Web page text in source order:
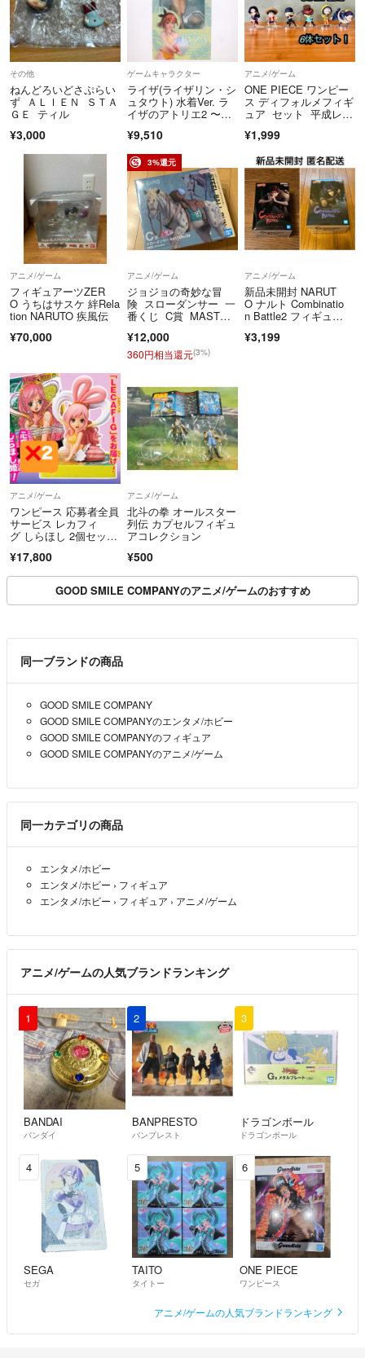
こちらのアカウントはラクマ公式パートナーによって運営されていま
す。
▼特商法
https://fril.jp/ts/official/law/a296/
▼返品特約
https://fril.jp/ts/official/law/a296/#return_policy
▼適格請求書発行事業
【発送前】に取引メッセージでご依頼ください。
※発送後の郵送やメール送付には対応しておりません。
その他
ねんどろいどさぷらい
ず ＡＬＩＥＮ ＳＴＡ
ＧＥ ティル
¥3,000
ゲームキャラクター
ライザ(ライザリン・シ
ュタウト) 水着Ver. ラ
イザのアトリエ2 〜失
精〜 1/7 完成品 フィギ
ンパニー
¥9,510
アニメ/ゲーム
ONE PIECE ワンピー
ス ディフォルメフィギ
ュア セット 平成レト
¥1,999
アニメ/ゲーム
フィギュアーツZER
O うちはサスケ 絆Rela
tion NARUTO 疾風伝
¥70,000
3%還元
アニメ/ゲーム
ジョジョの奇妙な冒
険 スローダンサー 一
番くじ C賞 MASTER
¥12,000
360円相当還元(3%)
アニメ/ゲーム
新品未開封 NARUT
O ナルト Combinatio
n Battle2 フィギュ
羅 2点セット
¥3,199
アニメ/ゲーム
ワンピース 応募者全員
サービス レカフィ
グ しらほし 2個セッ
¥17,800
アニメ/ゲーム
北斗の拳 オールスター
列伝 カプセルフィギュ
アコレクション
¥500
GOOD SMILE COMPANYのアニメ/ゲームのおすすめ
同一ブランドの商品
GOOD SMILE COMPANY
GOOD SMILE COMPANYのエンタメ/ホビー
GOOD SMILE COMPANYのフィギュア
GOOD SMILE COMPANYのアニメ/ゲーム
同一カテゴリの商品
エンタメ/ホビー
エンタメ/ホビー › フィギュア
エンタメ/ホビー › フィギュア › アニメ/ゲーム
アニメ/ゲームの人気ブランドランキング
1
BANDAI
バンダイ
2
BANPRESTO
バンプレスト
3
ドラゴンボール
ドラゴンボール
4
SEGA
セガ
5
TAITO
タイトー
6
ONE PIECE
ワンピース
アニメ/ゲームの人気ブランドランキング